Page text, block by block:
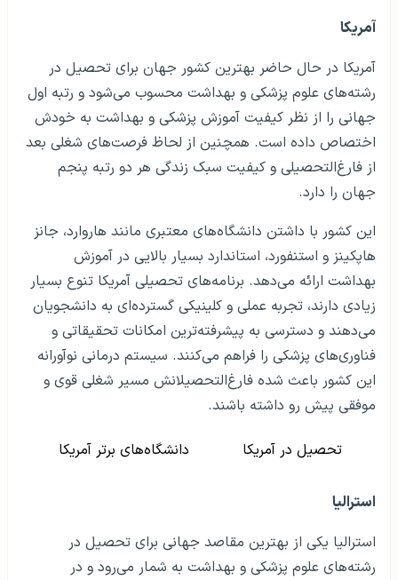
آمریکا
آمریکا در حال حاضر بهترین کشور جهان برای تحصیل در
رشته‌های علوم پزشکی و بهداشت محسوب می‌شود و رتبه اول
جهانی را از نظر کیفیت آموزش پزشکی و بهداشت به خودش
اختصاص داده است. همچنین از لحاظ فرصت‌های شغلی بعد
از فارغ‌التحصیلی و کیفیت سبک زندگی هر دو رتبه پنجم
جهان را دارد.
این کشور با داشتن دانشگاه‌های معتبری مانند هاروارد، جانز
هاپکینز و استنفورد، استاندارد بسیار بالایی در آموزش
بهداشت ارائه می‌دهد. برنامه‌های تحصیلی آمریکا تنوع بسیار
زیادی دارند، تجربه عملی و کلینیکی گسترده‌ای به دانشجویان
می‌دهند و دسترسی به پیشرفته‌ترین امکانات تحقیقاتی و
فناوری‌های پزشکی را فراهم می‌کنند. سیستم درمانی نوآورانه
این کشور باعث شده فارغ‌التحصیلانش مسیر شغلی قوی و
موفقی پیش رو داشته باشند.
تحصیل در آمریکا دانشگاه‌های برتر آمریکا
استرالیا
استرالیا یکی از بهترین مقاصد جهانی برای تحصیل در
رشته‌های علوم پزشکی و بهداشت به شمار می‌رود و در